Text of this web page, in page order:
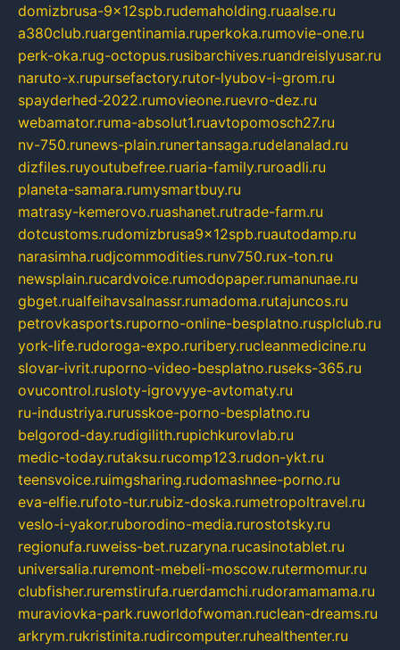
domizbrusa-9x12spb.rudemaholding.ruaalse.ru
a380club.ruargentinamia.ruperkoka.rumovie-one.ru
perk-oka.rug-octopus.rusibarchives.ruandreislyusar.ru
naruto-x.rupursefactory.rutor-lyubov-i-grom.ru
spayderhed-2022.rumovieone.ruevro-dez.ru
webamator.ruma-absolut1.ruavtopomosch27.ru
nv-750.runews-plain.runertansaga.rudelanalad.ru
dizfiles.ruyoutubefree.ruaria-family.ruroadli.ru
planeta-samara.rumysmartbuy.ru
matrasy-kemerovo.ruashanet.rutrade-farm.ru
dotcustoms.rudomizbrusa9x12spb.ruautodamp.ru
narasimha.rudjcommodities.runv750.rux-ton.ru
newsplain.rucardvoice.rumodopaper.rumanunae.ru
gbget.rualfeihavsalnassr.rumadoma.rutajuncos.ru
petrovkasports.ruporno-online-besplatno.rusplclub.ru
york-life.rudoroga-expo.ruribery.rucleanmedicine.ru
slovar-ivrit.ruporno-video-besplatno.ruseks-365.ru
ovucontrol.rusloty-igrovyye-avtomaty.ru
ru-industriya.rurusskoe-porno-besplatno.ru
belgorod-day.rudigilith.rupichkurovlab.ru
medic-today.rutaksu.rucomp123.rudon-ykt.ru
teensvoice.ruimgsharing.rudomashnee-porno.ru
eva-elfie.rufoto-tur.rubiz-doska.rumetropoltravel.ru
veslo-i-yakor.ruborodino-media.rurostotsky.ru
regionufa.ruweiss-bet.ruzaryna.rucasinotablet.ru
universalia.ruremont-mebeli-moscow.rutermomur.ru
clubfisher.ruremstirufa.ruerdamchi.rudoramamama.ru
muraviovka-park.ruworldofwoman.ruclean-dreams.ru
arkrym.rukristinita.rudircomputer.ruhealthenter.ru